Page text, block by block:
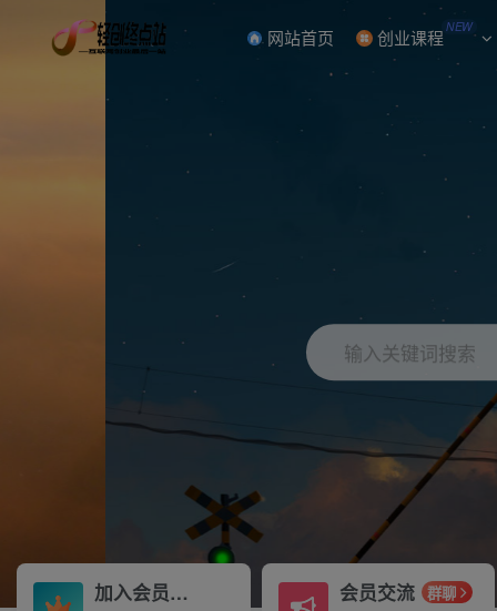
网站首页 创业课程 NEW
输入关键词搜索
加入会员3.3折 会员交流 群聊